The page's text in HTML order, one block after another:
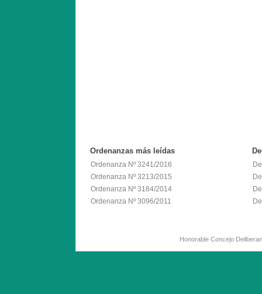
Ordenanzas más leídas
Ordenanza Nº 3241/2016
Ordenanza Nº 3213/2015
Ordenanza Nº 3184/2014
Ordenanza Nº 3096/2011
Honorable Concejo